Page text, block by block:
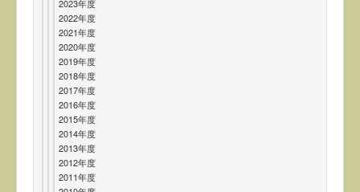
2023年度
2022年度
2021年度
2020年度
2019年度
2018年度
2017年度
2016年度
2015年度
2014年度
2013年度
2012年度
2011年度